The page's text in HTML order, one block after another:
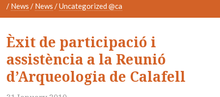
/ News / News /Uncategorized @ca
Èxit de participació i
assistència a la Reunió
d’Arqueologia de Calafell